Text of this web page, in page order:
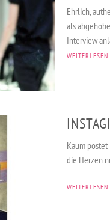
Ehrlich,
als
Interview
WEITERLESEN
Kaum
die Herzen
WEITERLESEN